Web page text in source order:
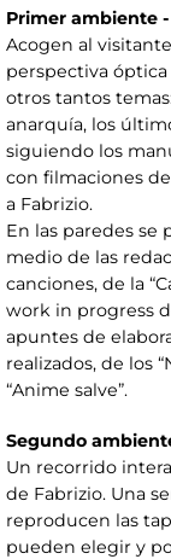
Primer ambiente
Acogen al
perspectiva óptica
otros tantos
anarquía, los
siguiendo los
con filmaciones
a Fabrizio.
En las paredes se
medio de las
canciones, de la
work in progress
apuntes de
realizados, de los
“Anime salve”.
Segundo
Un recorrido
de Fabrizio. Una
reproducen las
pueden elegir y